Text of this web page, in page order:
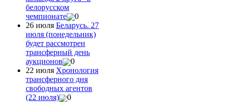
белорусском
чемпионате
0
26 июля Беларусь. 27
июля (понедельник)
будет рассмотрен
трансферный день
аукционов
0
22 июля Хронология
трансферного дня
свободных агентов
(22 июля)
0